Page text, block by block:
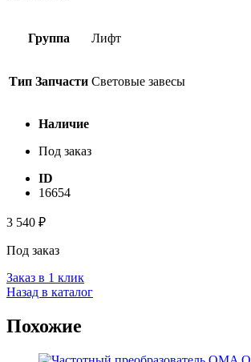
Группа Лифт
Тип Запчасти Световые завесы
Наличие
Под заказ
ID
16654
3 540 ₽
Под заказ
Заказ в 1 клик
Назад в каталог
Похожие